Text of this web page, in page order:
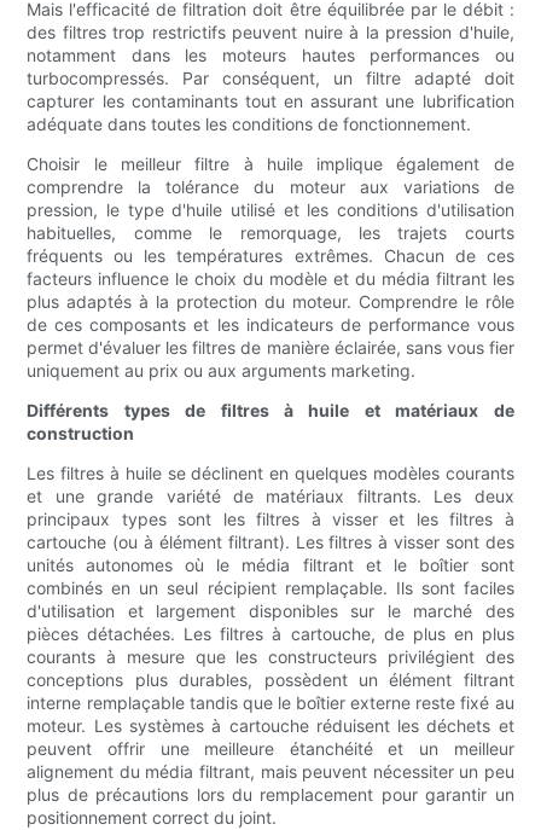
Mais l'efficacité de filtration doit être équilibrée par le débit :
des filtres trop restrictifs peuvent nuire à la pression d'huile,
notamment dans les moteurs hautes performances ou
turbocompressés. Par conséquent, un filtre adapté doit
capturer les contaminants tout en assurant une lubrification
adéquate dans toutes les conditions de fonctionnement.
Choisir le meilleur filtre à huile implique également de
comprendre la tolérance du moteur aux variations de
pression, le type d'huile utilisé et les conditions d'utilisation
habituelles, comme le remorquage, les trajets courts
fréquents ou les températures extrêmes. Chacun de ces
facteurs influence le choix du modèle et du média filtrant les
plus adaptés à la protection du moteur. Comprendre le rôle
de ces composants et les indicateurs de performance vous
permet d'évaluer les filtres de manière éclairée, sans vous fier
uniquement au prix ou aux arguments marketing.
Différents types de filtres à huile et matériaux de
construction
Les filtres à huile se déclinent en quelques modèles courants
et une grande variété de matériaux filtrants. Les deux
principaux types sont les filtres à visser et les filtres à
cartouche (ou à élément filtrant). Les filtres à visser sont des
unités autonomes où le média filtrant et le boîtier sont
combinés en un seul récipient remplaçable. Ils sont faciles
d'utilisation et largement disponibles sur le marché des
pièces détachées. Les filtres à cartouche, de plus en plus
courants à mesure que les constructeurs privilégient des
conceptions plus durables, possèdent un élément filtrant
interne remplaçable tandis que le boîtier externe reste fixé au
moteur. Les systèmes à cartouche réduisent les déchets et
peuvent offrir une meilleure étanchéité et un meilleur
alignement du média filtrant, mais peuvent nécessiter un peu
plus de précautions lors du remplacement pour garantir un
positionnement correct du joint.